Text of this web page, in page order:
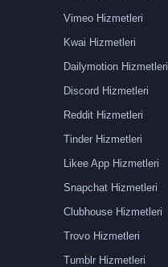
Vimeo Hizmetleri
Kwai Hizmetleri
Dailymotion Hizmetleri
Discord Hizmetleri
Reddit Hizmetleri
Tinder Hizmetleri
Likee App Hizmetleri
Snapchat Hizmetleri
Clubhouse Hizmetleri
Trovo Hizmetleri
Tumblr Hizmetleri